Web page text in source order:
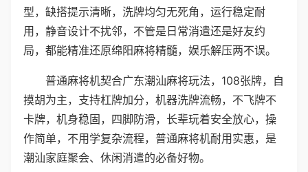
型，缺搭提示清晰，洗牌均匀无死角，运行稳定耐
用，静音设计不扰邻，不管是日常消遣还是好友约
局，都能精准还原绵阳麻将精髓，娱乐解压两不误。
普通麻将机契合广东潮汕麻将玩法，108张牌，自
摸胡为主，支持杠牌加分，机器洗牌流畅，不飞牌不
卡牌，机身稳固，四脚防滑，长辈玩着安全放心，操
作简单，不用学复杂流程，普通麻将机耐用实惠，是
潮汕家庭聚会、休闲消遣的必备好物。